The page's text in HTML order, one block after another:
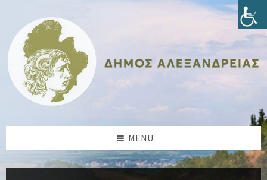
content
sidebar
sidebar
footer
MENU